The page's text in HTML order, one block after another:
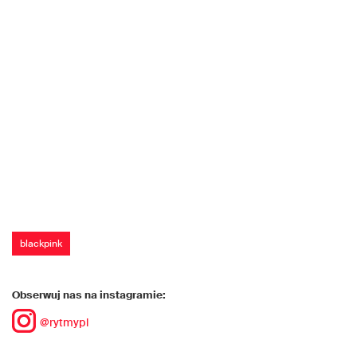
blackpink
Obserwuj nas na instagramie:
@rytmypl